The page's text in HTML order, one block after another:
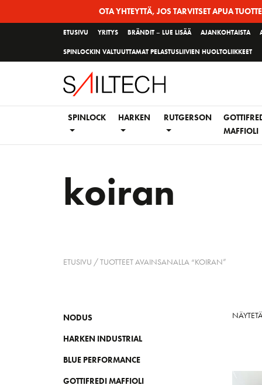
OTA YHTEYTTÄ, JOS TARVITSET APUA
ETUSIVU YRITYS BRÄNDIT – LUE LISÄÄ AJANKOHTAISTA
SPINLOCKIN VALTUUTTAMAT PELASTUSLIIVIEN HUOLTOLIIKKEET
SPINLOCK HARKEN RUTGERSON
MAFFIOLI
koiran
ETUSIVU / TUOTTEET AVAINSANALLA “KOIRAN”
NODUS
HARKEN INDUSTRIAL
BLUE PERFORMANCE
GOTTIFREDI MAFFIOLI